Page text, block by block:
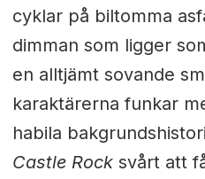
cyklar på biltomma
dimman som ligger
en alltjämt sovande
karaktärerna funkar
habila
Castle Rock svårt att